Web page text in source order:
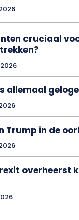
cruciaal
allemaal
Trump in de
overheerst